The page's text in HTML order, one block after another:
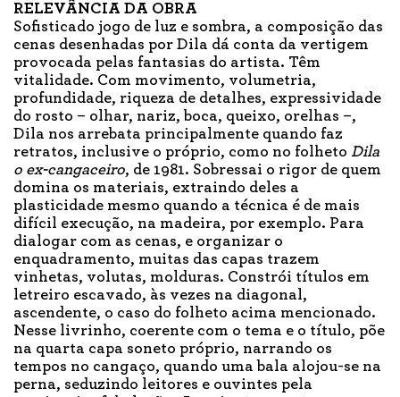
RELEVÂNCIA DA OBRA
Sofisticado jogo de luz e sombra, a composição das
cenas desenhadas por Dila dá conta da vertigem
provocada pelas fantasias do artista. Têm
vitalidade. Com movimento, volumetria,
profundidade, riqueza de detalhes, expressividade
do rosto – olhar, nariz, boca, queixo, orelhas –,
Dila nos arrebata principalmente quando faz
retratos, inclusive o próprio, como no folheto Dila
o ex-cangaceiro, de 1981. Sobressai o rigor de quem
domina os materiais, extraindo deles a
plasticidade mesmo quando a técnica é de mais
difícil execução, na madeira, por exemplo. Para
dialogar com as cenas, e organizar o
enquadramento, muitas das capas trazem
vinhetas, volutas, molduras. Constrói títulos em
letreiro escavado, às vezes na diagonal,
ascendente, o caso do folheto acima mencionado.
Nesse livrinho, coerente com o tema e o título, põe
na quarta capa soneto próprio, narrando os
tempos no cangaço, quando uma bala alojou-se na
perna, seduzindo leitores e ouvintes pela